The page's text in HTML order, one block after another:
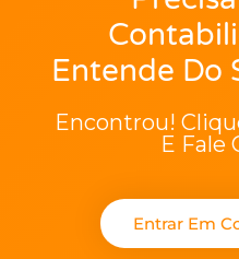
Entende Do
Encontrou!
E Fale
Entrar Em